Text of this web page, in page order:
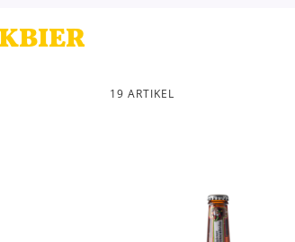
19 ARTIKEL